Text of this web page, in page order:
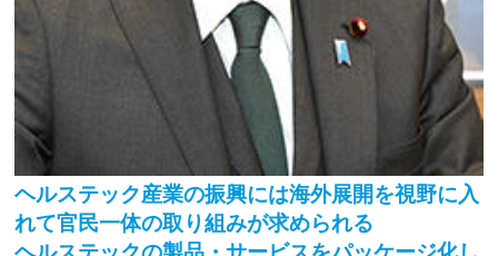
ヘルステック産業の振興には海外展開を視野に入
れて官民一体の取り組みが求められる